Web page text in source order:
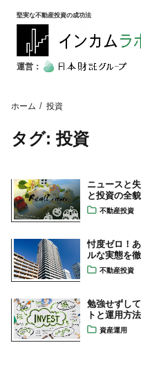
堅実な不動産投資の成功法
運営：
ホーム 投資
タグ:投資
ニュースと
と投資の全貌
不動産投資
忖度ゼロ！
ルな実態を
不動産投資
勉強せずし
トと運用方
資産運用